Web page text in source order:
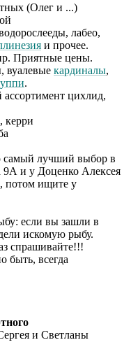
(Олег и ...)
лабео,
и прочее.
Приятные цены.
вуалевые кардиналы,
.
цихлид,
, керри
самый лучший выбор в
9А и у Доценко Алексея
потом ищите у
если вы зашли в
искомую рыбу.
спрашивайте!!!
быть, всегда
и Светланы